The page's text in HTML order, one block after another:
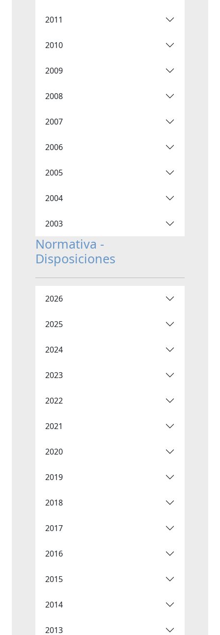
2011
2010
2009
2008
2007
2006
2005
2004
2003
Normativa -
Disposiciones
2026
2025
2024
2023
2022
2021
2020
2019
2018
2017
2016
2015
2014
2013